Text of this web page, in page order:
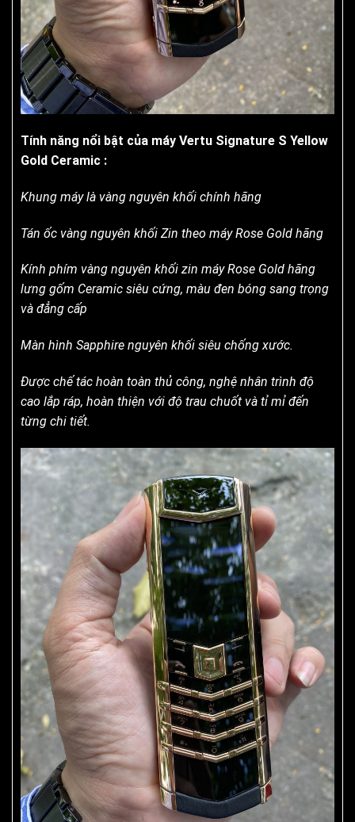
Tính năng nổi bật của máy Vertu Signature S Yellow
Gold Ceramic :
Khung máy là vàng nguyên khối chính hãng
Tán ốc vàng nguyên khối Zin theo máy Rose Gold hãng
Kính phím vàng nguyên khối zin máy Rose Gold hãng
lưng gốm Ceramic siêu cứng, màu đen bóng sang trọng
và đẳng cấp
Màn hình Sapphire nguyên khối siêu chống xước.
Được chế tác hoàn toàn thủ công, nghệ nhân trình độ
cao lắp ráp, hoàn thiện với độ trau chuốt và tỉ mỉ đến
từng chi tiết.